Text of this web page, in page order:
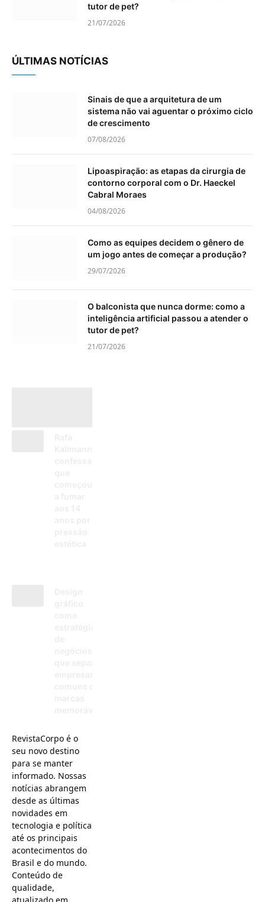
tutor de pet?
21/07/2026
ÚLTIMAS NOTÍCIAS
Sinais de que a arquitetura de um
sistema não vai aguentar o próximo ciclo
de crescimento
07/08/2026
Lipoaspiração: as etapas da cirurgia de
contorno corporal com o Dr. Haeckel
Cabral Moraes
04/08/2026
Como as equipes decidem o gênero de
um jogo antes de começar a produção?
29/07/2026
O balconista que nunca dorme: como a
inteligência artificial passou a atender o
tutor de pet?
21/07/2026
RevistaCorpo é o
seu novo destino
para se manter
informado. Nossas
notícias abrangem
desde as últimas
novidades em
tecnologia e política
até os principais
acontecimentos do
Brasil e do mundo.
Conteúdo de
qualidade,
atualizado em